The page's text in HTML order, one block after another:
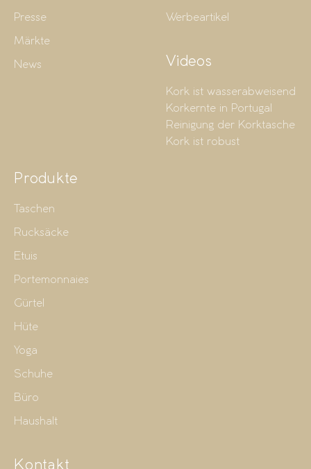
Presse
Märkte
News
Werbeartikel
Videos
Kork ist wasserabweisend
Korkernte in Portugal
Reinigung der Korktasche
Kork ist robust
Produkte
Taschen
Rucksäcke
Etuis
Portemonnaies
Gürtel
Hüte
Yoga
Schuhe
Büro
Haushalt
Kontakt